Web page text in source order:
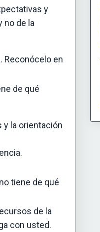
y
no de la
Reconócelo en
de qué
y la orientación
tiene de qué
de la
con usted.